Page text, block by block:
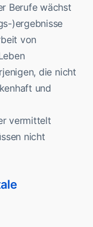
Berufe wächst
)ergebnisse
von
die nicht
und
vermittelt
nicht